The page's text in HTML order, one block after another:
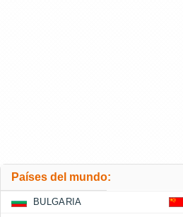
Países del mundo:
BULGARIA